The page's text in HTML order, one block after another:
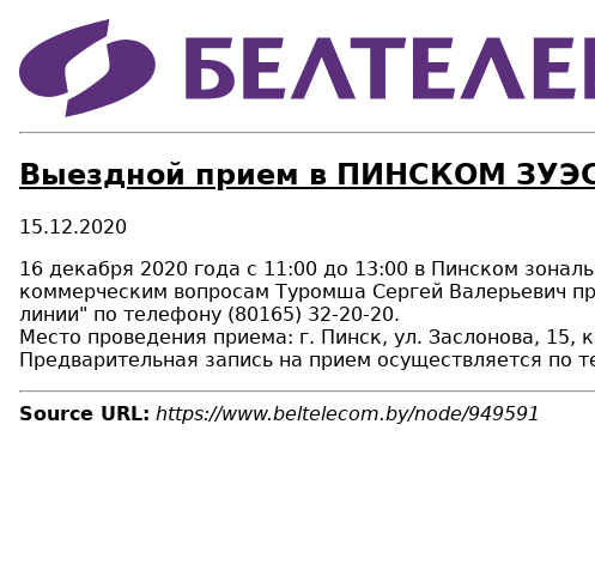
Выездной прием в ПИНСКОМ
15.12.2020
16 декабря 2020 года с 11:00 до 13:00 в Пинском
коммерческим вопросам Туромша Сергей Валерьевич
линии" по телефону (80165) 32-20-20.
Место проведения приема: г. Пинск, ул. Заслонова, 15,
Предварительная запись на прием осуществляется по
Source URL: https://www.beltelecom.by/node/949591